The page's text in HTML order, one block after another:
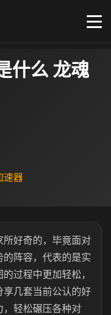
什么 龙魂
速器
好奇的，毕竟面对
阵容，代表的是实
过程中更加轻松，
几套当前公认的好
，轻松碾压各种对